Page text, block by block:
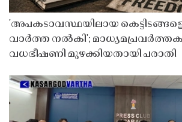
'അപകടാവസ്ഥയിലായ
വാർത്ത നൽകി';
വധഭീഷണി മുഴക്കിയതായി പരാതി